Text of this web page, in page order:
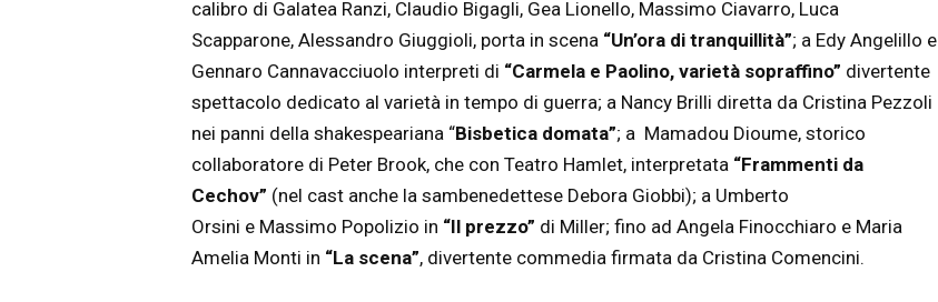
calibro di Galatea Ranzi, Claudio Bigagli, Gea Lionello, Massimo Ciavarro, Luca
Scapparone, Alessandro Giuggioli, porta in scena “Un’ora di tranquillità”; a Edy Angelillo e
Gennaro Cannavacciuolo interpreti di “Carmela e Paolino, varietà sopraffino” divertente
spettacolo dedicato al varietà in tempo di guerra; a Nancy Brilli diretta da Cristina Pezzoli
nei panni della shakespeariana “Bisbetica domata”; a Mamadou Dioume, storico
collaboratore di Peter Brook, che con Teatro Hamlet, interpretata “Frammenti da
Cechov” (nel cast anche la sambenedettese Debora Giobbi); a Umberto
Orsini e Massimo Popolizio in “Il prezzo” di Miller; fino ad Angela Finocchiaro e Maria
Amelia Monti in “La scena”, divertente commedia firmata da Cristina Comencini.